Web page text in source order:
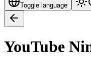
Toggle language
YouTube